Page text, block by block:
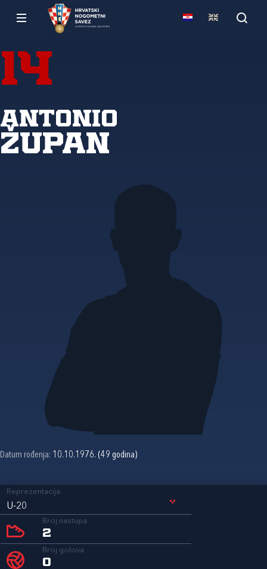
14
Antonio
Župan
Datum rođenja: 10.10.1976. (49 godina)
Reprezentacija
U-20
Broj nastupa
2
Broj golova
0